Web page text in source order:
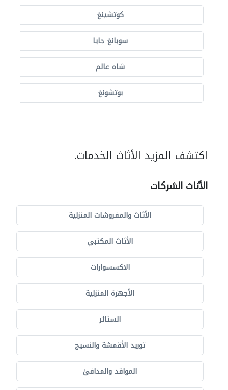
كوتشينغ
سوبانغ جايا
شاه عالم
بوتشونغ
اكتشف المزيد الأثاث الخدمات.
الأثاث الشركات
الأثاث والمفروشات المنزلية
الأثاث المكتبي
الاكسسوارات
الأجهزة المنزلية
الستائر
توريد الأقمشة والنسيج
المواقد والمدافئ